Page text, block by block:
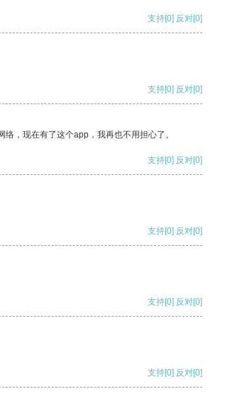
支持[0] 反对[0]
支持[0] 反对[0]
，现在有了这个app，我再也不用担心了。
支持[0] 反对[0]
支持[0] 反对[0]
支持[0] 反对[0]
支持[0] 反对[0]